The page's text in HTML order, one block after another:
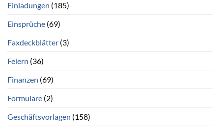
Einladungen (185)
Einsprüche (69)
Faxdeckblätter (3)
Feiern (36)
Finanzen (69)
Formulare (2)
Geschäftsvorlagen (158)